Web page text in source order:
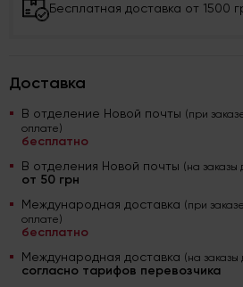
Бесплатная доставка от 1500
Доставка
В отделение Новой почты (при
оплате)
бесплатно
В отделения Новой почты (на заказы
от 50 грн
Международная доставка (при
оплате)
бесплатно
Международная доставка (на заказы
согласно тарифов перевозчика